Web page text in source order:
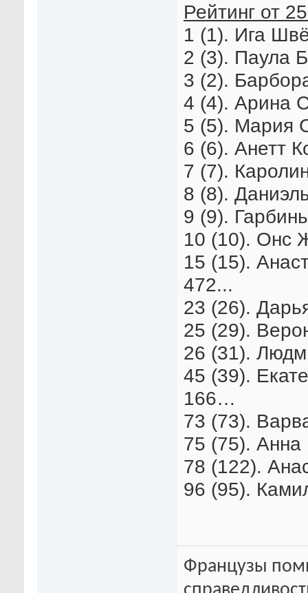
Рейтинг от
1 (1). Ига
2 (3). Паула
3 (2).
4 (4). Арина
5 (5). Мария
6 (6). Анетт
7 (7).
8 (8).
9 (9).
10 (10). Онс
15 (15).
472...
23 (26).
25 (29).
26 (31).
45 (39).
166…
73 (73).
75 (75). Анна
78 (122).
96 (95).
Французы